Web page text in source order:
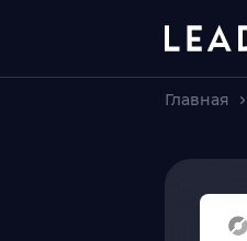
Главная